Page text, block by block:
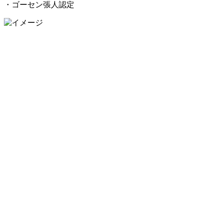
・ゴーセン張人認定